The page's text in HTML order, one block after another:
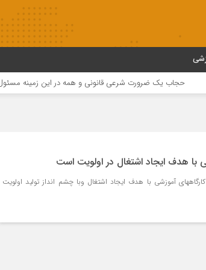
حجاب یک ضرورت شرعی قانونی و همه در این زمینه مسئول هستند
با هدف ایجاد اشتغال در اولویت است
آموزشی با هدف ایجاد اشتغال وبا چشم انداز تولید اولویت